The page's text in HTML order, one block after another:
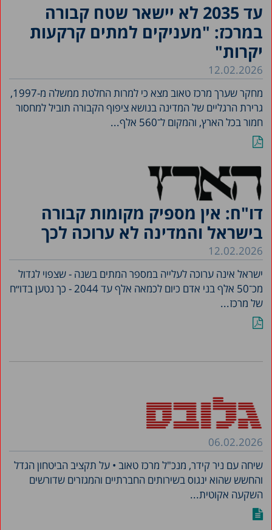
עד 2035 לא יישאר שטח קבורה
במרכז: "מעניקים למתים קרקעות
יקרות"
12.02.2026
מחקר שערך מרכז טאוב מצא כי למרות החלטת ממשלה מ-1997,
גרירת הרגליים של המדינה בנושא ציפוף הקבורה תוביל למחסור
חמור בכל הארץ, והמקום ל־560 אלף...
דו"ח: אין מספיק מקומות קבורה
בישראל והמדינה לא ערוכה לכך
12.02.2026
ישראל אינה ערוכה לעלייה במספר המתים בשנה - שצפוי לגדול
מכ־50 אלף בני אדם כיום לכמאה אלף עד 2044 - כך נטען בדו״ח
של מרכז...
06.02.2026
שיחה עם ניר קידר, מנכ"ל מרכז טאוב • על תקציב הביטחון הגדל
והחשש שהוא ינגוס בשירותים החברתיים והמגזרים שדורשים
השקעה אקוטית...